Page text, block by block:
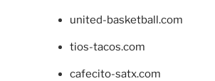
united-basketball.com
tios-tacos.com
cafecito-satx.com